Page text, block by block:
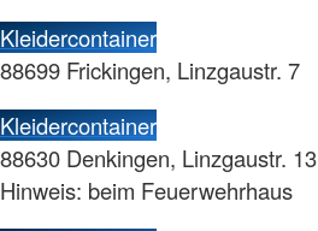
Kleidercontainer
88699 Frickingen, Linzgaustr. 7
Kleidercontainer
88630 Denkingen, Linzgaustr. 13
Hinweis: beim Feuerwehrhaus